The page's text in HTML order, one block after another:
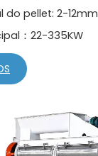
do pellet: 2-12mm
：22-335KW